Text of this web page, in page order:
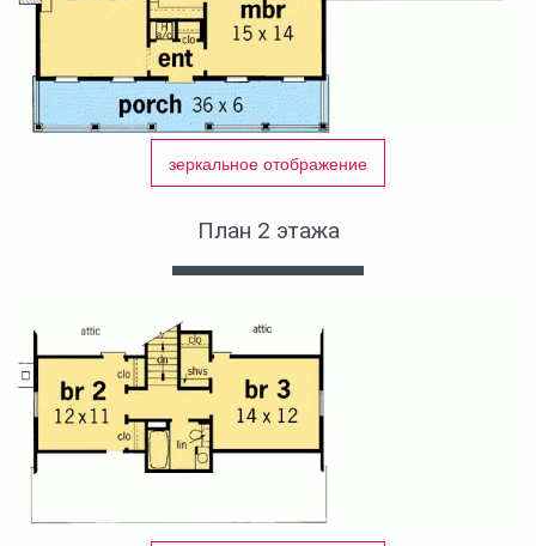
зеркальное отображение
План 2 этажа